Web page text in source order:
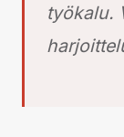
työkalu.